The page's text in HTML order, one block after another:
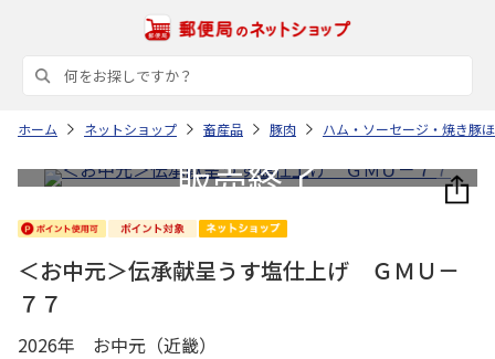
ホーム ネットショップ 畜産品 豚肉 ハム・ソーセージ・焼き豚
＜お中元＞伝承献呈うす塩仕上げ ＧＭＵ－
７７
2026年 お中元（近畿）